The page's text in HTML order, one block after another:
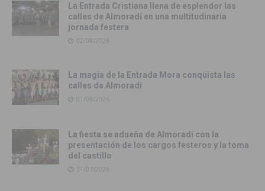
La Entrada Cristiana llena de esplendor las
calles de Almoradí en una multitudinaria
jornada festera
02/08/2026
La magia de la Entrada Mora conquista las
calles de Almoradí
01/08/2026
La fiesta se adueña de Almoradí con la
presentación de los cargos festeros y la toma
del castillo
31/07/2026